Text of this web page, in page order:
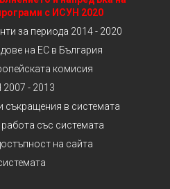
с ИСУН 2020
за периода 2014 - 2020
на ЕС в България
комисия
- 2013
съкращения в системата
със системата
на сайта